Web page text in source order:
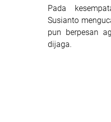
Pada
Susianto
pun berpesan
dijaga.